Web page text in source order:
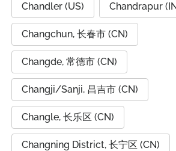
Chandler (US) Chandrapur
Changchun, 长春市 (CN)
Changde, 常德市 (CN)
Changji/Sanji, 昌吉市 (CN)
Changle, 长乐区 (CN)
Changning District, 长宁区 (CN)